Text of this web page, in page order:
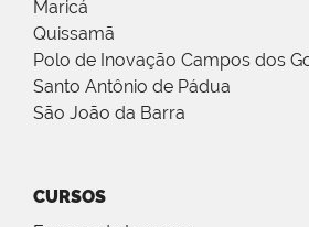
Maricá
Quissamã
Polo de Inovação Campos dos
Santo Antônio de Pádua
São João da Barra
CURSOS